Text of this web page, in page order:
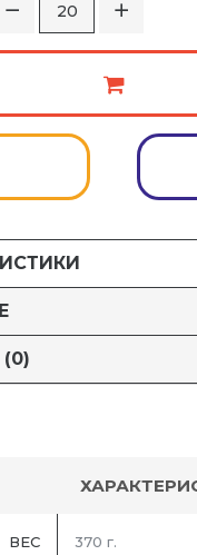
ВЕС 370 г.